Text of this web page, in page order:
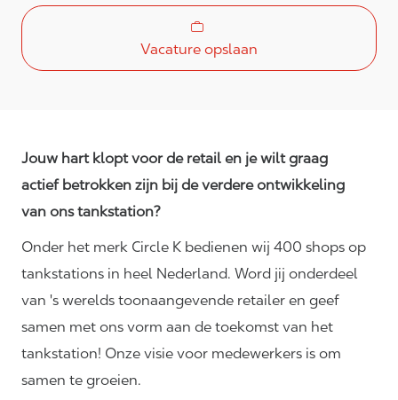
Vacature opslaan
Jouw hart klopt voor de retail en je wilt graag
actief betrokken zijn bij de verdere ontwikkeling
van ons tankstation?
Onder het merk Circle K bedienen wij 400 shops op
tankstations in heel Nederland. Word jij onderdeel
van 's werelds toonaangevende retailer en geef
samen met ons vorm aan de toekomst van het
tankstation! Onze visie voor medewerkers is om
samen te groeien.